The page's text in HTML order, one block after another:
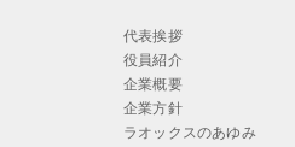
代表挨拶
役員紹介
企業概要
企業方針
ラオックスのあゆみ